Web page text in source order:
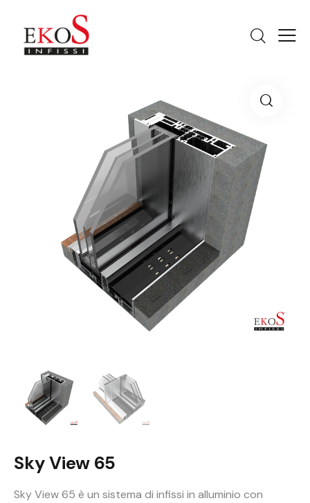
Sky View 65
Sky View 65 è un sistema di infissi in alluminio con